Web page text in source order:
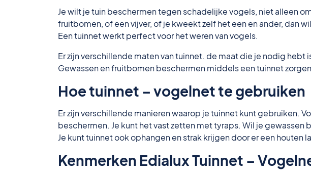
Je wilt je tuin beschermen tegen schadelijke vogels, niet alleen
fruitbomen, of een vijver, of je kweekt zelf het een en ander, dan
Een tuinnet werkt perfect voor het weren van vogels.
Er zijn verschillende maten van tuinnet. de maat die je nodig
Gewassen en fruitbomen beschermen middels een tuinnet
Hoe tuinnet – vogelnet te gebruiken
Er zijn verschillende manieren waarop je tuinnet kunt gebruiken.
beschermen. Je kunt het vast zetten met tyraps. Wil je
Je kunt tuinnet ook ophangen en strak krijgen door er een houten
Kenmerken Edialux Tuinnet –